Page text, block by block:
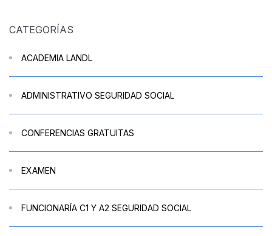
CATEGORÍAS
ACADEMIA LANDL
ADMINISTRATIVO SEGURIDAD SOCIAL
CONFERENCIAS GRATUITAS
EXAMEN
FUNCIONARÍA C1 Y A2 SEGURIDAD SOCIAL